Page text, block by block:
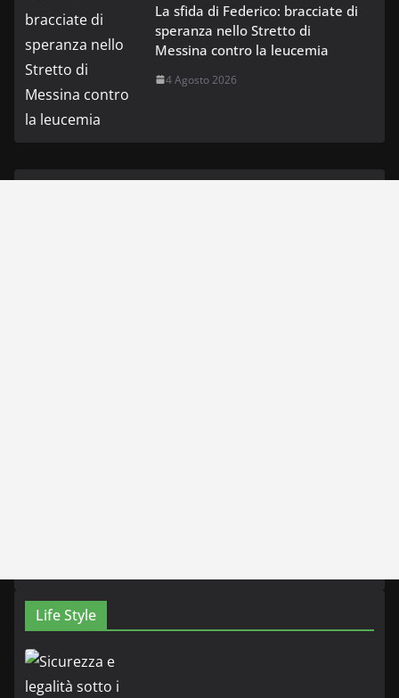
La sfida di Federico: bracciate di
speranza nello Stretto di
Messina contro la leucemia
4 Agosto 2026
Life Style